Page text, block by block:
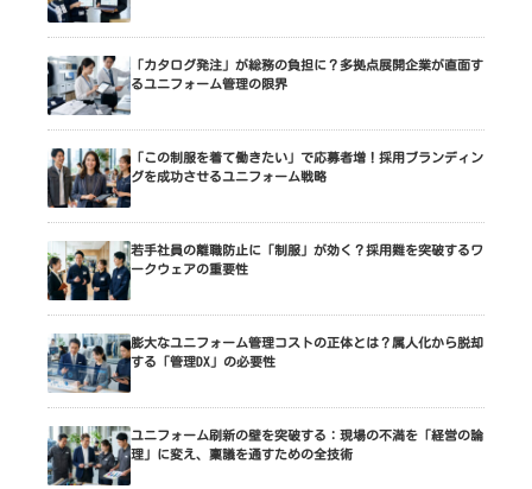
「カタログ発注」が総務の負担に？多拠点展開企業が直面す
るユニフォーム管理の限界
「この制服を着て働きたい」で応募者増！採用ブランディン
グを成功させるユニフォーム戦略
若手社員の離職防止に「制服」が効く？採用難を突破するワ
ークウェアの重要性
膨大なユニフォーム管理コストの正体とは？属人化から脱却
する「管理DX」の必要性
ユニフォーム刷新の壁を突破する：現場の不満を「経営の論
理」に変え、稟議を通すための全技術